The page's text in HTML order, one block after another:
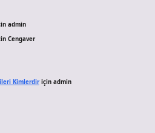
admin
Cengaver
Kimlerdiriçin admin